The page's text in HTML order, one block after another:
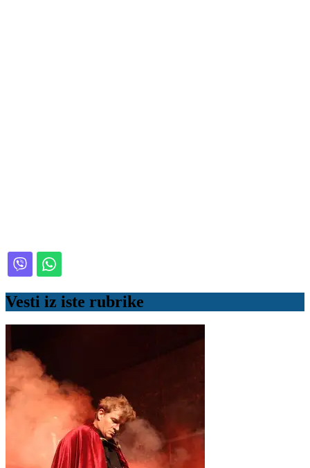
Vesti iz iste rubrike